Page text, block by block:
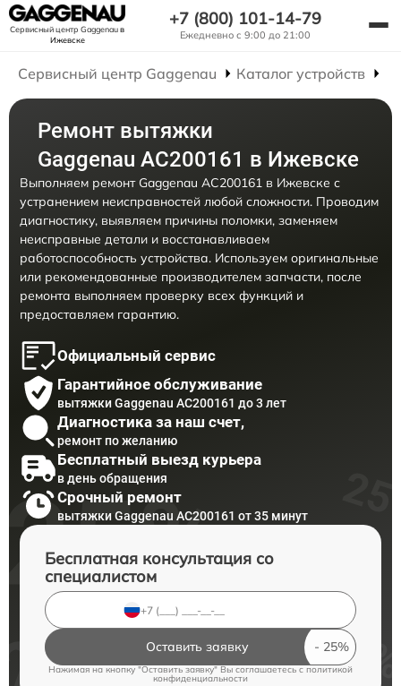
Сервисный центр Gaggenauв
Ижевске
+7 (800) 101-14-79
Ежедневно с 9:00 до 21:00
Сервисный центр Gaggenau Каталог устройств
Ремонт вытяжки
Gaggenau AC200161 в Ижевске
Выполняем ремонт Gaggenau AC200161 в Ижевске с
устранением неисправностей любой сложности. Проводим
диагностику, выявляем причины поломки, заменяем
неисправные детали и восстанавливаем
работоспособность устройства. Используем оригинальные
или рекомендованные производителем запчасти, после
ремонта выполняем проверку всех функций и
предоставляем гарантию.
Официальный сервис
Гарантийное обслуживание
вытяжки Gaggenau AC200161 до 3 лет
Диагностика за наш счет,
ремонт по желанию
Бесплатный выезд курьера
в день обращения
Срочный ремонт
вытяжки Gaggenau AC200161 от 35 минут
Бесплатная консультация со
специалистом
Оставить заявку
Нажимая на кнопку "Оставить заявку" Вы соглашаетесь c политикой
конфиденциальности